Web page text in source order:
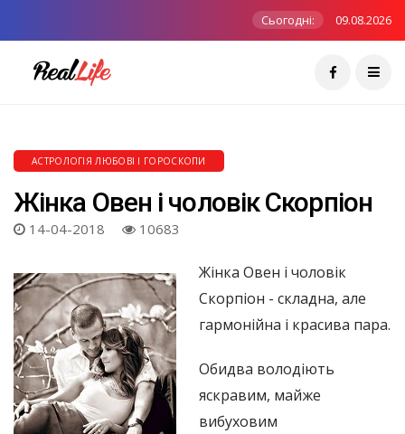
Сьогодні: 09.08.2026
АСТРОЛОГІЯ ЛЮБОВІ І ГОРОСКОПИ
Жінка Овен і чоловік Скорпіон
14-04-2018 10683
Жінка Овен і чоловік
Скорпіон - складна, але
гармонійна і красива пара.
Обидва володіють
яскравим, майже
вибуховим